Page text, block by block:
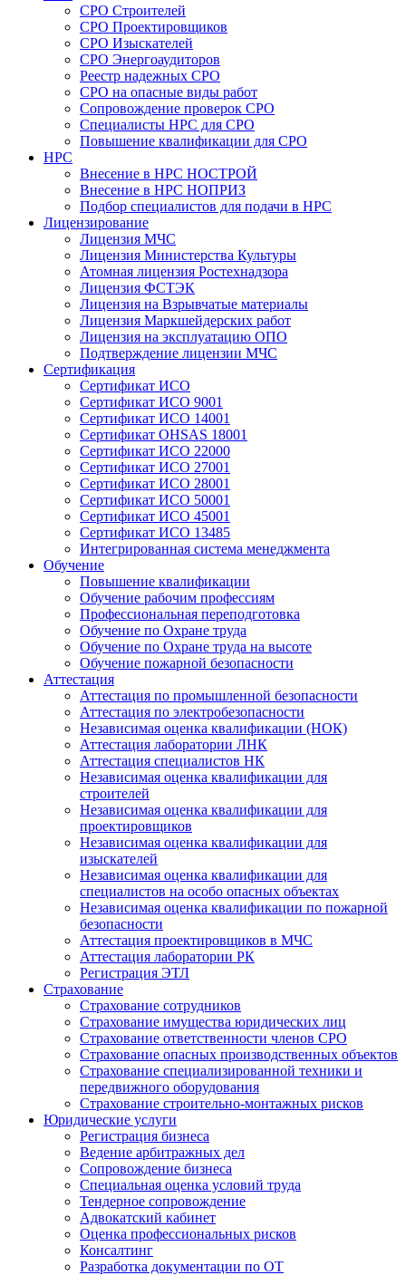
СРО Строителей
СРО Проектировщиков
СРО Изыскателей
СРО Энергоаудиторов
Реестр надежных СРО
СРО на опасные виды работ
Сопровождение проверок СРО
Специалисты НРС для СРО
Повышение квалификации для СРО
НРС
Внесение в НРС НОСТРОЙ
Внесение в НРС НОПРИЗ
Подбор специалистов для подачи в НРС
Лицензирование
Лицензия МЧС
Лицензия Министерства Культуры
Атомная лицензия Ростехнадзора
Лицензия ФСТЭК
Лицензия на Взрывчатые материалы
Лицензия Маркшейдерских работ
Лицензия на эксплуатацию ОПО
Подтверждение лицензии МЧС
Сертификация
Сертификат ИСО
Сертификат ИСО 9001
Сертификат ИСО 14001
Сертификат OHSAS 18001
Сертификат ИСО 22000
Сертификат ИСО 27001
Сертификат ИСО 28001
Сертификат ИСО 50001
Сертификат ИСО 45001
Сертификат ИСО 13485
Интегрированная система менеджмента
Обучение
Повышение квалификации
Обучение рабочим профессиям
Профессиональная переподготовка
Обучение по Охране труда
Обучение по Охране труда на высоте
Обучение пожарной безопасности
Аттестация
Аттестация по промышленной безопасности
Аттестация по электробезопасности
Независимая оценка квалификации (НОК)
Аттестация лаборатории ЛНК
Аттестация специалистов НК
Независимая оценка квалификации для
строителей
Независимая оценка квалификации для
проектировщиков
Независимая оценка квалификации для
изыскателей
Независимая оценка квалификации для
специалистов на особо опасных объектах
Независимая оценка квалификации по пожарной
безопасности
Аттестация проектировщиков в МЧС
Аттестация лаборатории РК
Регистрация ЭТЛ
Страхование
Страхование сотрудников
Страхование имущества юридических лиц
Страхование ответственности членов СРО
Страхование опасных производственных объектов
Страхование специализированной техники и
передвижного оборудования
Страхование строительно-монтажных рисков
Юридические услуги
Регистрация бизнеса
Ведение арбитражных дел
Сопровождение бизнеса
Специальная оценка условий труда
Тендерное сопровождение
Адвокатский кабинет
Оценка профессиональных рисков
Консалтинг
Разработка документации по ОТ